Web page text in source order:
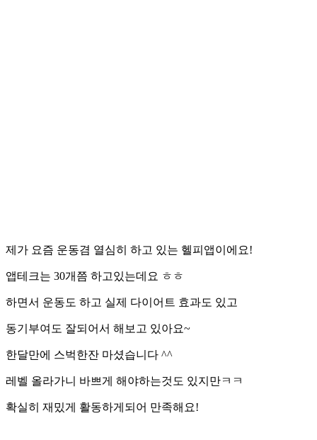
제가 요즘 운동겸 열심히 하고 있는 헬피앱이에요!
앱테크는 30개쯤 하고있는데요 ㅎㅎ
하면서 운동도 하고 실제 다이어트 효과도 있고
동기부여도 잘되어서 해보고 있아요~
한달만에 스벅한잔 마셨습니다 ^^
레벨 올라가니 바쁘게 해야하는것도 있지만ㅋㅋ
확실히 재밌게 활동하게되어 만족해요!